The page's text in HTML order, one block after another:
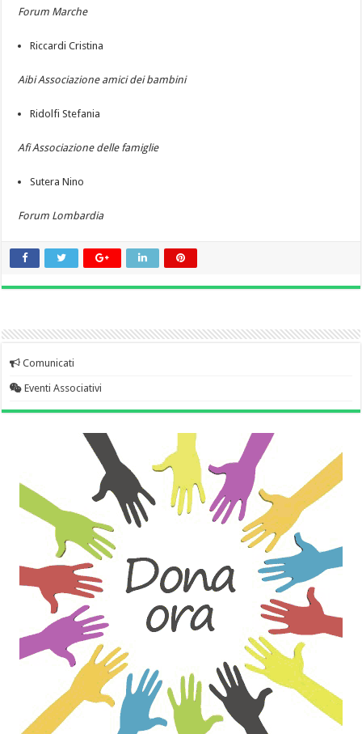
Forum Marche
Riccardi Cristina
Aibi Associazione amici dei bambini
Ridolfi Stefania
Afi Associazione delle famiglie
Sutera Nino
Forum Lombardia
Comunicati
Eventi Associativi